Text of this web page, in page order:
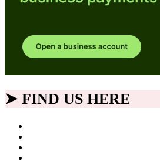
➤ FIND US HERE